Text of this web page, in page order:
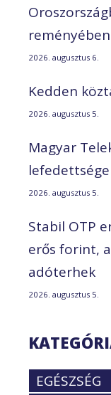
reményében
2026. augusztus 6.
Kedden
2026. augusztus 5.
Magyar
2026. augusztus 5.
Stabil OTP
erős forint,
adóterhek
2026. augusztus 5.
EGÉSZSÉG